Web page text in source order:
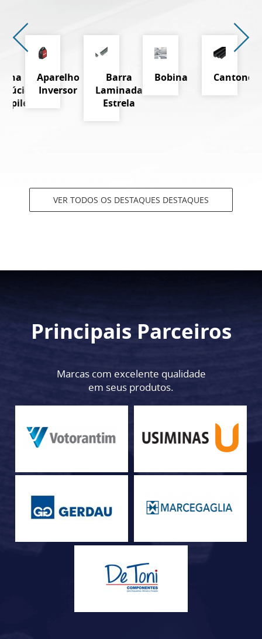
Aparelho
Inversor
Barra
Laminada
Estrela
Bobina
VER TODOS OS DESTAQUES DESTAQUES
Principais Parceiros
Marcas com excelente qualidade
em seus produtos.